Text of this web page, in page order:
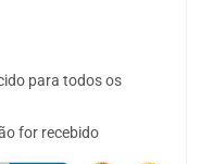
para todos os
for recebido